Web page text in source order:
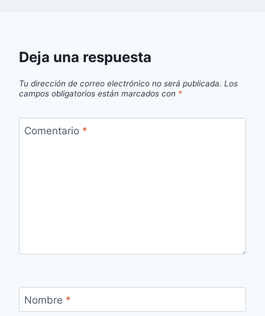
Deja una respuesta
Tu dirección de correo electrónico no será publicada. Los
campos obligatorios están marcados con *
Comentario *
Nombre *